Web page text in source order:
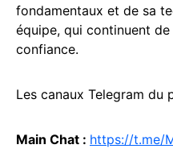
fondamentaux et de sa
équipe, qui continuent
confiance.
Les canaux Telegram du
Main Chat : https://t.me/